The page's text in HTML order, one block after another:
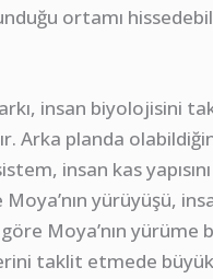
ortamı
insan biyolojisini
Arka planda
insan kas
yürüyüşü,
Moya’nın
taklit etmede